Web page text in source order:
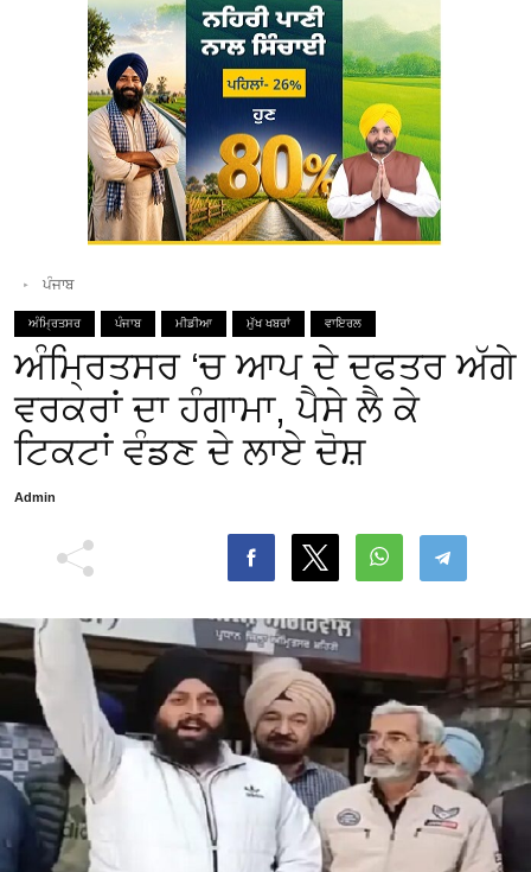
ਪੰਜਾਬ
ਅੰਮ੍ਰਿਤਸਰ ਪੰਜਾਬ ਮੀਡੀਆ ਮੁੱਖ ਖਬਰਾਂ ਵਾਇਰਲ
ਅੰਮ੍ਰਿਤਸਰ ‘ਚ ਆਪ ਦੇ ਦਫਤਰ ਅੱਗੇ
ਵਰਕਰਾਂ ਦਾ ਹੰਗਾਮਾ, ਪੈਸੇ ਲੈ ਕੇ
ਟਿਕਟਾਂ ਵੰਡਣ ਦੇ ਲਾਏ ਦੋਸ਼
Admin